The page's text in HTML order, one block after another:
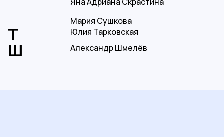
Мария Сушкова
Юлия Тарковская
Александр Шмелёв